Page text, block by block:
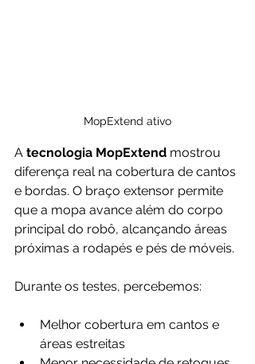
MopExtend ativo
A tecnologia MopExtend mostrou
diferença real na cobertura de cantos
e bordas. O braço extensor permite
que a mopa avance além do corpo
principal do robô, alcançando áreas
próximas a rodapés e pés de móveis.
Durante os testes, percebemos:
Melhor cobertura em cantos e
áreas estreitas